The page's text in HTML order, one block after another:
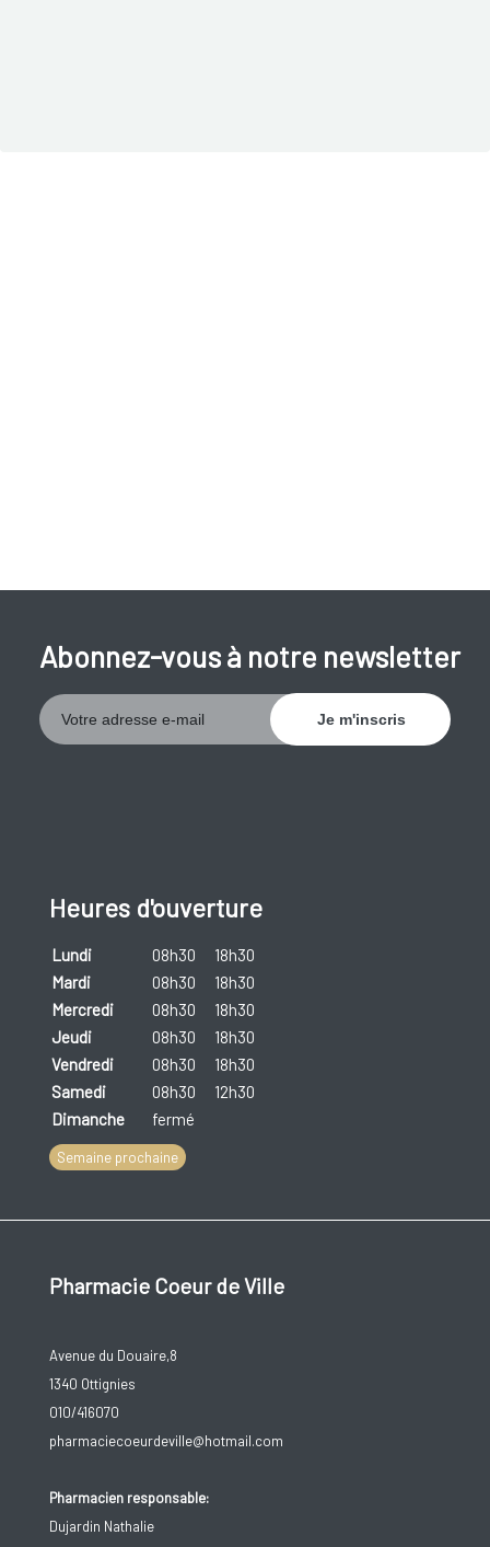
Abonnez-vous à notre newsletter
Heures d'ouverture
Lundi 08h30
18h30
Mardi
08h30
18h30
Mercredi
08h30
18h30
Jeudi
08h30
18h30
Vendredi
08h30
18h30
Samedi
08h30
12h30
Dimanche
fermé
Semaine prochaine
Pharmacie Coeur de Ville
Avenue du Douaire,8
1340 Ottignies
010/416070
pharmaciecoeurdeville@hotmail.com
Pharmacien responsable:
Dujardin Nathalie